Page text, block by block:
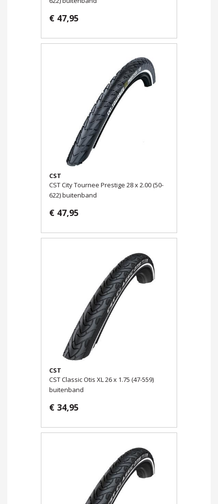
€ 47,95
CST
CST City Tournee Prestige 28 x 2.00 (50-
622) buitenband
€ 47,95
CST
CST Classic Otis XL 26 x 1.75 (47-559)
buitenband
€ 34,95